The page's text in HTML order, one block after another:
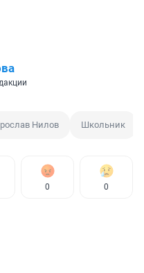
Нилов Школьник
0 0